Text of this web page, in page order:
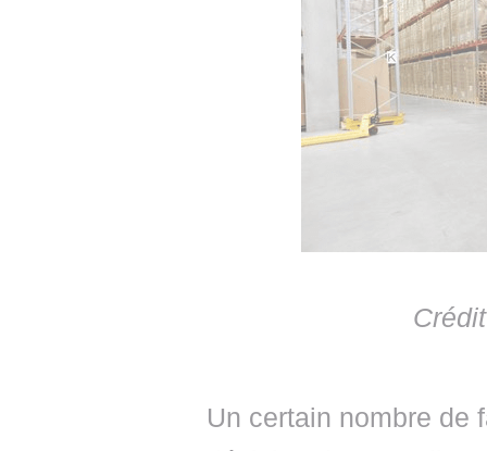
Un certain nombre de